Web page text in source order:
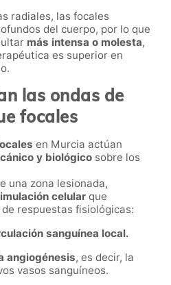
radiales, las focales
del cuerpo, por lo que
más intensa o molesta,
es superior en
las ondas de
focales
en Murcia actúan
y biológico sobre los
una zona lesionada,
celular que
respuestas fisiológicas:
sanguínea local.
angiogénesis, es decir, la
vasos sanguíneos.